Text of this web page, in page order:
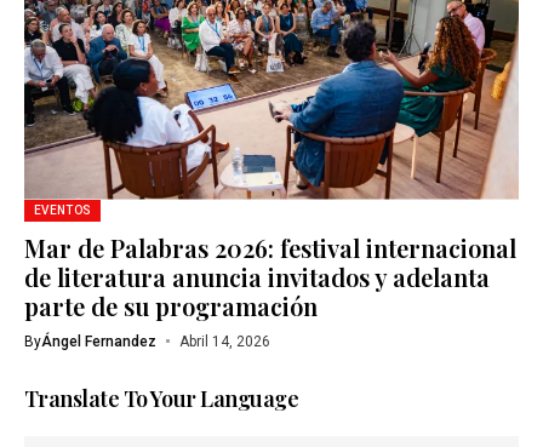
EVENTOS
Mar de Palabras 2026: festival internacional
de literatura anuncia invitados y adelanta
parte de su programación
ByÁngel Fernandez Abril 14, 2026
Translate To Your Language